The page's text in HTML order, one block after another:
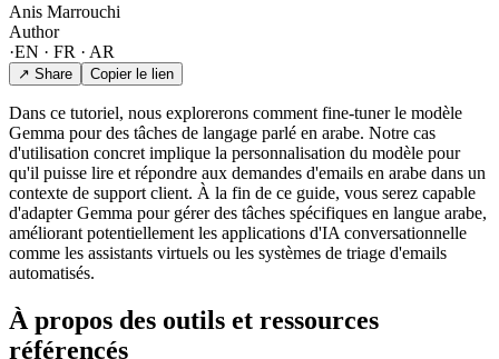
Anis Marrouchi
Author
·EN · FR · AR
↗ Share Copier le lien
Dans ce tutoriel, nous explorerons comment fine-tuner le modèle
Gemma pour des tâches de langage parlé en arabe. Notre cas
d'utilisation concret implique la personnalisation du modèle pour
qu'il puisse lire et répondre aux demandes d'emails en arabe dans un
contexte de support client. À la fin de ce guide, vous serez capable
d'adapter Gemma pour gérer des tâches spécifiques en langue arabe,
améliorant potentiellement les applications d'IA conversationnelle
comme les assistants virtuels ou les systèmes de triage d'emails
automatisés.
À propos des outils et ressources
référencés